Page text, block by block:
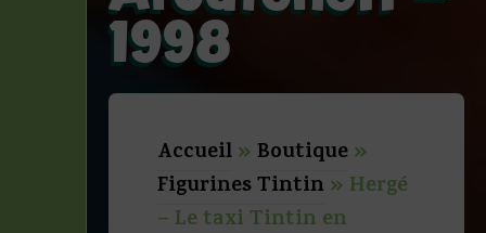
1998
Accueil»Boutique»
Figurines Tintin » Hergé
– Le taxi Tintin en